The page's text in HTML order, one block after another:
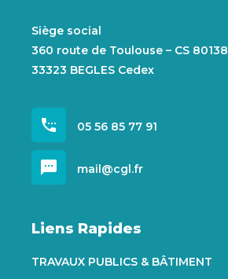
Siège social
360 route de Toulouse – CS 80138
33323 BEGLES Cedex
settings_phone 05 56 85 77 91
sms mail@cgl.fr
Liens Rapides
TRAVAUX PUBLICS & BÂTIMENT